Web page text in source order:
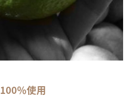
％使用